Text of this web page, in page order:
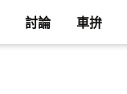
討論 車拚